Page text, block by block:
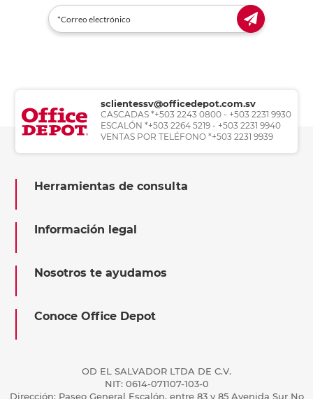
sclientessv@officedepot.com.sv
CASCADAS *+503 2243 0800 - +503 2231 9930
ESCALÓN *+503 2264 5219 - +503 2231 9940
VENTAS POR TELÉFONO *+503 2231 9939
Herramientas de consulta
Información legal
Nosotros te ayudamos
Conoce Office Depot
OD EL SALVADOR LTDA DE C.V.
NIT: 0614-071107-103-0
Dirección: Paseo General Escalón, entre 83 y 85 Avenida Sur No